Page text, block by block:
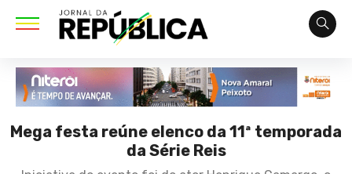
Mega festa reúne elenco da 11ª temporada
da Série Reis